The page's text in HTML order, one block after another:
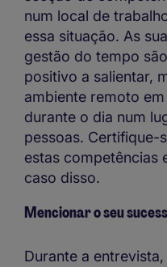
num local de
essa situação. As
gestão do tempo
positivo a salientar,
ambiente remoto
durante o dia num
pessoas. Certifique-
estas competências
caso disso.
Mencionar o seu
Durante a